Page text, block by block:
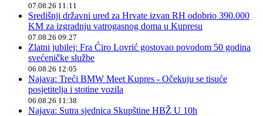
07.08.26 11:11
Središnji državni ured za Hrvate izvan RH odobrio 390.000
KM za izgradnju vatrogasnog doma u Kupresu
07.08.26 09:27
Zlatni jubilej: Fra Ćiro Lovrić gostovao povodom 50 godina
svećeničke službe
06.08.26 12:05
Najava: Treći BMW Meet Kupres - Očekuju se tisuće
posjetitelja i stotine vozila
06.08.26 11:38
Najava: Sutra sjednica Skupštine HBŽ U 10h